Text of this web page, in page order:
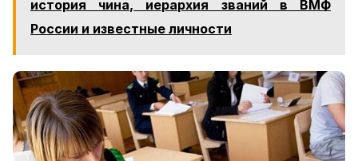
история чина, иерархия званий в ВМФ
России и известные личности